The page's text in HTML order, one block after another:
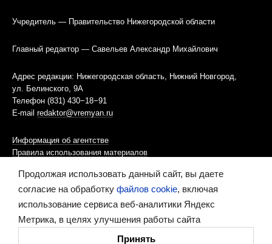
Учредитель — Правительство Нижегородской области
Главный редактор — Савельев Александр Михайлович
Адрес редакции: Нижегородская область, Нижний Новгород,
ул. Белинского, 9А
Телефон (831) 430−18−91
E-mail redaktor@vremyan.ru
Информация об агентстве
Правила использования материалов
Информационная политика использования «cookies»-файлов
Ресурс содержит материалы 16+
Продолжая использовать данный сайт, вы даете
согласие на обработку файлов cookie, включая
использование сервиса веб-аналитики Яндекс
Метрика, в целях улучшения работы сайта
Принять